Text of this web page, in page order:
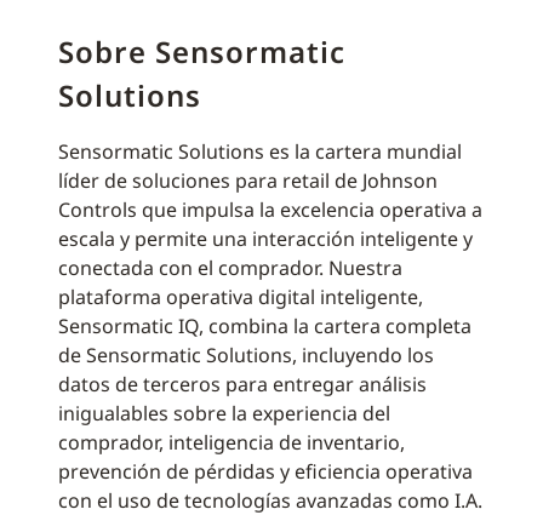
Sobre Sensormatic
Solutions
Sensormatic Solutions es la cartera mundial
líder de soluciones para retail de Johnson
Controls que impulsa la excelencia operativa a
escala y permite una interacción inteligente y
conectada con el comprador. Nuestra
plataforma operativa digital inteligente,
Sensormatic IQ, combina la cartera completa
de Sensormatic Solutions, incluyendo los
datos de terceros para entregar análisis
inigualables sobre la experiencia del
comprador, inteligencia de inventario,
prevención de pérdidas y eficiencia operativa
con el uso de tecnologías avanzadas como I.A.